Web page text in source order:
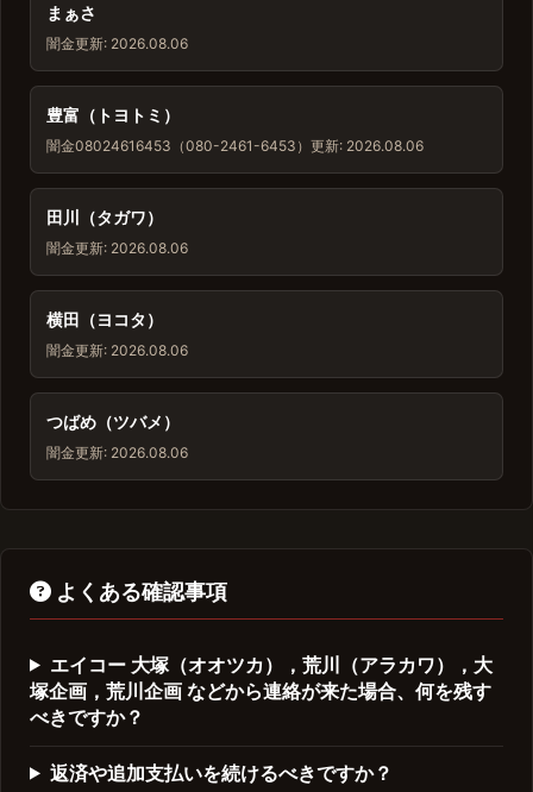
まぁさ
闇金更新: 2026.08.06
豊富（トヨトミ）
闇金08024616453（080-2461-6453） 更新: 2026.08.06
田川（タガワ）
闇金更新: 2026.08.06
横田（ヨコタ）
闇金更新: 2026.08.06
つばめ（ツバメ）
闇金更新: 2026.08.06
よくある確認事項
エイコー 大塚（オオツカ），荒川（アラカワ），大
塚企画，荒川企画 などから連絡が来た場合、何を残す
べきですか？
返済や追加支払いを続けるべきですか？